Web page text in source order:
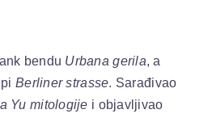
bendu Urbana gerila, a
Berliner strasse. Sarađivao
Yu mitologije i objavljivao